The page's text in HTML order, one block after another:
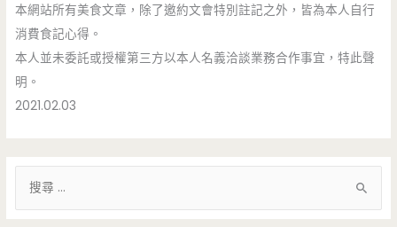
本網站所有美食文章，除了邀約文會特別註記之外，皆為本人自行
消費食記心得。
本人並未委託或授權第三方以本人名義洽談業務合作事宜，特此聲
明。
2021.02.03